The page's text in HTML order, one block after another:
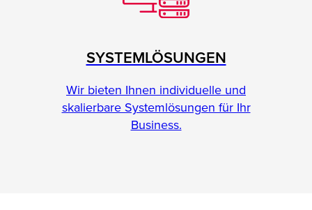
SYSTEMLÖSUNGEN
Wir bieten Ihnen individuelle und
skalierbare Systemlösungen für Ihr
Business.